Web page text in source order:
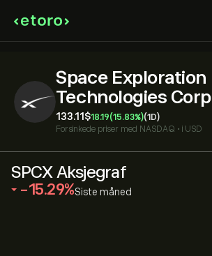
Space Exploration
Technologies Corp
133.11‎$‎18.19(15.83%)(1D)
Forsinkede priser med NASDAQ • i USD
SPCX Aksjegraf
‎-15.29‎ Siste måned